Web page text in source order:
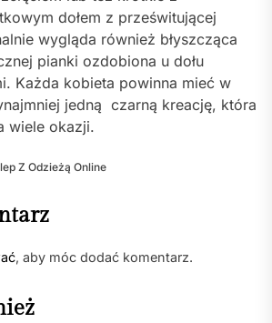
dołem z prześwitującej
wygląda również błyszcząca
pianki ozdobiona u dołu
Każda kobieta powinna mieć w
jedną czarną kreację, która
wiele okazji.
Z Odzieżą Online
, aby móc dodać komentarz.